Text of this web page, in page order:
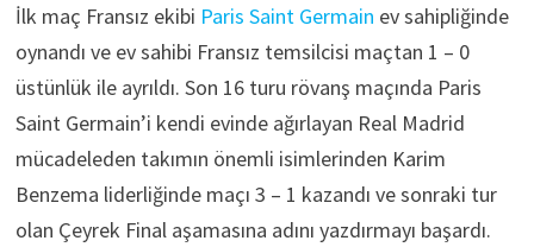
İlk maç Fransız ekibi Paris Saint Germain ev sahipliğinde
oynandı ve ev sahibi Fransız temsilcisi maçtan 1 – 0
üstünlük ile ayrıldı. Son 16 turu rövanş maçında Paris
Saint Germain’i kendi evinde ağırlayan Real Madrid
mücadeleden takımın önemli isimlerinden Karim
Benzema liderliğinde maçı 3 – 1 kazandı ve sonraki tur
olan Çeyrek Final aşamasına adını yazdırmayı başardı.